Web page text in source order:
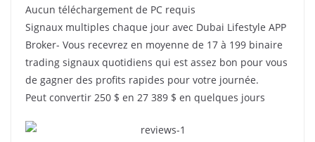
Aucun téléchargement de PC requis
Signaux multiples chaque jour avec Dubai Lifestyle APP
Broker- Vous recevrez en moyenne de 17 à 199 binaire
trading signaux quotidiens qui est assez bon pour vous
de gagner des profits rapides pour votre journée.
Peut convertir 250 $ en 27 389 $ en quelques jours